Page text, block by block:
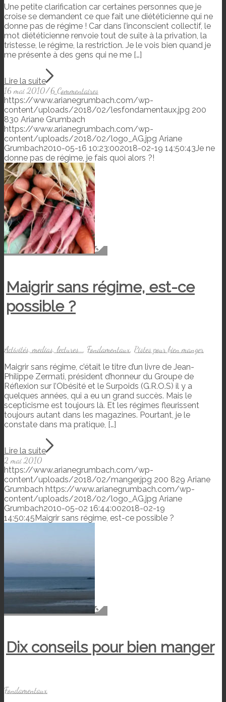
Une petite clarification car certaines personnes que je
croise se demandent ce que fait une diététicienne qui ne
donne pas de régime ! Car dans l’inconscient collectif, le
mot diététicienne renvoie tout de suite à la privation, la
tristesse, le régime, la restriction. Je le vois bien quand je
me présente à des gens qui ne me […]
Lire la suite
16 mai 2010/6 Commentaires
https://www.arianegrumbach.com/wp-
content/uploads/2018/02/lesfondamentaux.jpg 200
830 Ariane Grumbach
https://www.arianegrumbach.com/wp-
content/uploads/2018/02/logo_AG.jpg Ariane
Grumbach2010-05-16 10:23:002018-02-19 14:50:43Je ne
donne pas de régime, je fais quoi alors ?!
Maigrir sans régime, est-ce
possible ?
Activités, medias, lectures..., Fondamentaux, Pistes pour bien manger
Maigrir sans régime, c’était le titre d’un livre de Jean-
Philippe Zermati, président d’honneur du Groupe de
Réflexion sur l’Obésité et le Surpoids (G.R.O.S) il y a
quelques années, qui a eu un grand succès. Mais le
scepticisme est toujours là. Et les régimes fleurissent
toujours autant dans les magazines. Pourtant, je le
constate dans ma pratique, […]
Lire la suite
2 mai 2010
https://www.arianegrumbach.com/wp-
content/uploads/2018/02/manger.jpg 200 829 Ariane
Grumbach https://www.arianegrumbach.com/wp-
content/uploads/2018/02/logo_AG.jpg Ariane
Grumbach2010-05-02 16:44:002018-02-19
14:50:45Maigrir sans régime, est-ce possible ?
Dix conseils pour bien manger
Fondamentaux